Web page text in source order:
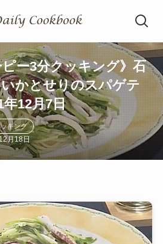
ー3分クッキング》石
かとせりのスパゲテ
年12月7日
キング
月18日